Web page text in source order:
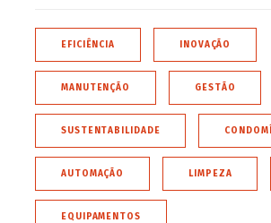
EFICIÊNCIA INOVAÇÃO
MANUTENÇÃO GESTÃO
SUSTENTABILIDADE
AUTOMAÇÃO LIMPEZA
EQUIPAMENTOS